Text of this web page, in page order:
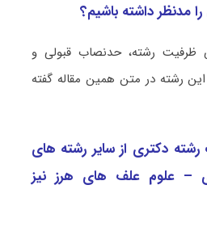
مدنظر داشته باشیم؟
ظرفیت رشته، حدنصاب قبولی و
رشته در متن همین مقاله گفته
رشته دکتری از سایر رشته های
– علوم علف ‌های هرز نیز